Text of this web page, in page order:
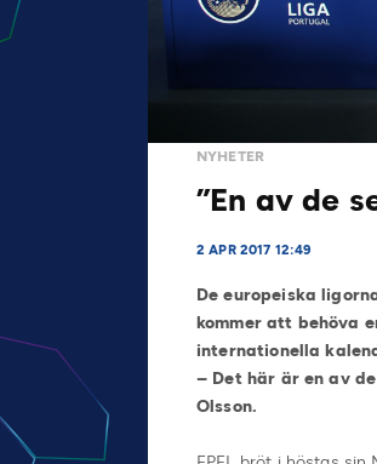
NYHETER
”En av de
2 APR 2017 12:49
De europeiska
kommer att behöva
internationella
– Det här är en av
Olsson.